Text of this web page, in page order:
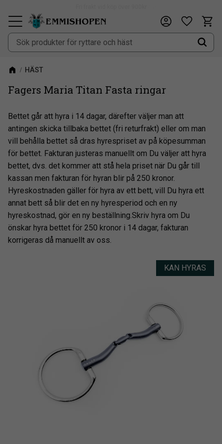
Meny
HÄST
Fagers Maria Titan Fasta ringar
Bettet går att hyra i 14 dagar, därefter väljer man att
antingen skicka tillbaka bettet (fri returfrakt) eller om man
vill behålla bettet så dras hyrespriset av på köpesumman
för bettet. Fakturan justeras manuellt om Du väljer att hyra
bettet, dvs. det kommer att stå hela priset när Du går till
kassan men fakturan för hyran blir på 250 kronor.
Hyreskostnaden gäller för hyra av ett bett, vill Du hyra ett
annat bett så blir det en ny hyresperiod och en ny
hyreskostnad, gör en ny beställning.Skriv hyra om Du
önskar hyra bettet för 250 kronor i 14 dagar, fakturan
korrigeras då manuellt av oss.
KAN HYRAS